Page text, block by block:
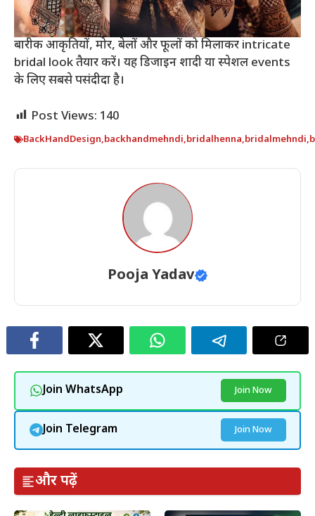
बारीक आकृतियों, मोर, बेलों और फूलों को मिलाकर intricate
bridal look तैयार करें। यह डिजाइन शादी या स्पेशल events
के लिए सबसे पसंदीदा है।
Post Views: 140
BackHandDesign,backhandmehndi,bridalhenna,bridalmehndi,
Pooja Yadav
Join WhatsApp Join Now
Join Telegram Join Now
और पढ़ें